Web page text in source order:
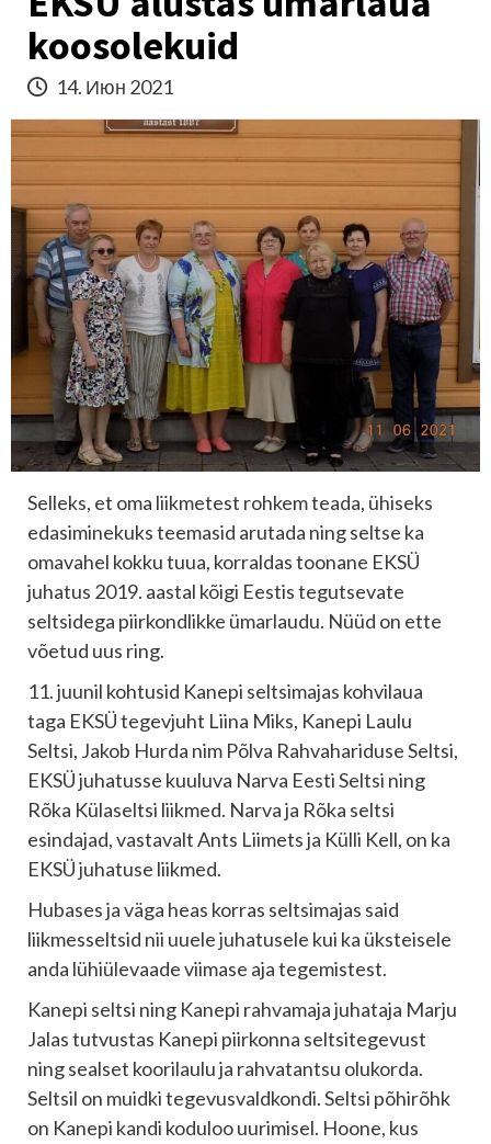
koosolekuid
14. Июн 2021
Selleks, et oma liikmetest rohkem teada, ühiseks
edasiminekuks teemasid arutada ning seltse ka
omavahel kokku tuua, korraldas toonane EKSÜ
juhatus 2019. aastal kõigi Eestis tegutsevate
seltsidega piirkondlikke ümarlaudu. Nüüd on ette
võetud uus ring.
11. juunil kohtusid Kanepi seltsimajas kohvilaua
taga EKSÜ tegevjuht Liina Miks, Kanepi Laulu
Seltsi, Jakob Hurda nim Põlva Rahvahariduse Seltsi,
EKSÜ juhatusse kuuluva Narva Eesti Seltsi ning
Rõka Külaseltsi liikmed. Narva ja Rõka seltsi
esindajad, vastavalt Ants Liimets ja Külli Kell, on ka
EKSÜ juhatuse liikmed.
Hubases ja väga heas korras seltsimajas said
liikmesseltsid nii uuele juhatusele kui ka üksteisele
anda lühiülevaade viimase aja tegemistest.
Kanepi seltsi ning Kanepi rahvamaja juhataja Marju
Jalas tutvustas Kanepi piirkonna seltsitegevust
ning sealset koorilaulu ja rahvatantsu olukorda.
Seltsil on muidki tegevusvaldkondi. Seltsi põhirõhk
on Kanepi kandi koduloo uurimisel. Hoone, kus